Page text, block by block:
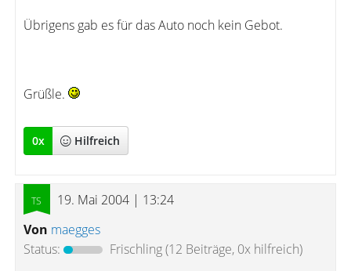
Übrigens gab es für das Auto noch kein Gebot.
Grüßle.
0x Hilfreich
19. Mai 2004 | 13:24
Von maegges
Status:
Frischling(12 Beiträge, 0x hilfreich)